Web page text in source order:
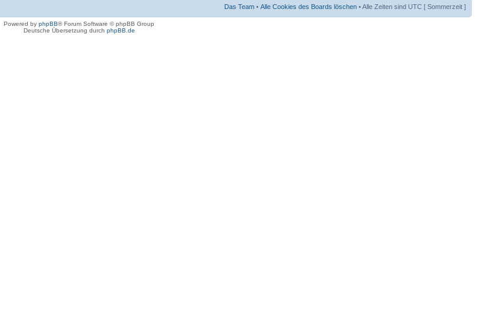
Das Team • Alle Cookies des Boards löschen • Alle Zeiten sind UTC [ Sommerzeit ]
Powered by phpBB® Forum Software © phpBB Group
Deutsche Übersetzung durch phpBB.de